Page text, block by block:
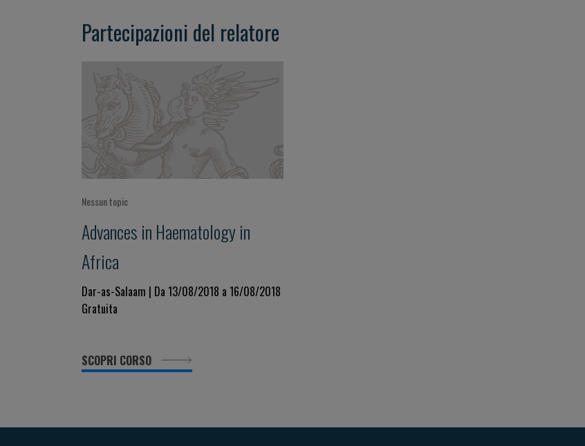
Partecipazioni del relatore
Nessun topic
Advances in Haematology in
Africa
Dar-as-Salaam | Da 13/08/2018 a 16/08/2018
Gratuita
SCOPRI CORSO